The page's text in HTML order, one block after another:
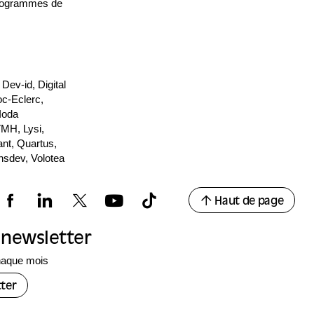
de
id, Digital
Eclerc,
Lysi,
Quartus,
Volotea
Haut de page
newsletter
mois